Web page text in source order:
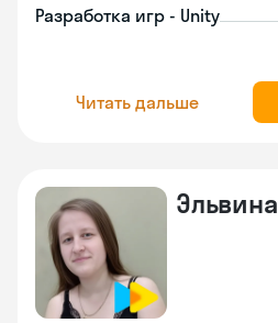
Разработка игр - Unity
Читать дальше
Эльвина